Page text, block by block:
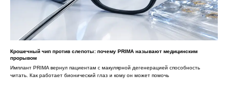
Крошечный чип против слепоты: почему PRIMA называют медицинским
прорывом
Имплант PRIMA вернул пациентам с макулярной дегенерацией способность
читать. Как работает бионический глаз и кому он может помочь